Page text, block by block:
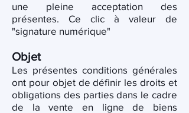
une pleine acceptation des
présentes. Ce clic à valeur de
"signature numérique"
Objet
Les présentes conditions générales
ont pour objet de définir les droits et
obligations des parties dans le cadre
de la vente en ligne de biens